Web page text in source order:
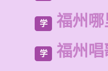
学 福州
学 福州